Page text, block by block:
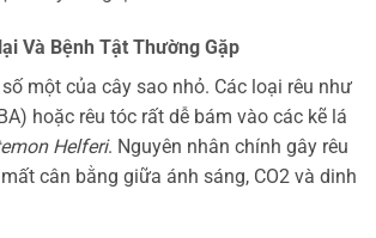
Và Bệnh Tật Thường Gặp
một của cây sao nhỏ. Các loại rêu như
hoặc rêu tóc rất dễ bám vào các kẽ lá
Helferi. Nguyên nhân chính gây rêu
cân bằng giữa ánh sáng, CO2 và dinh